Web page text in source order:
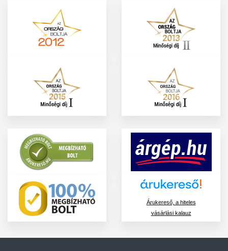
Árukereső, a hiteles
vásárlási kalauz